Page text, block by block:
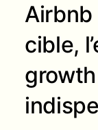
Airbnb
cible,